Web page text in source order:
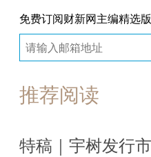
免费订阅财新网主编精选
推荐阅读
特稿｜宇树发行